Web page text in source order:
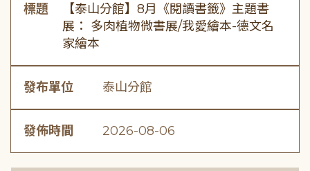
標題
【泰山分館】8月《閱讀書籤》主題書
展： 多肉植物微書展/我愛繪本-德文名
家繪本
發布單位 泰山分館
發佈時間 2026-08-06